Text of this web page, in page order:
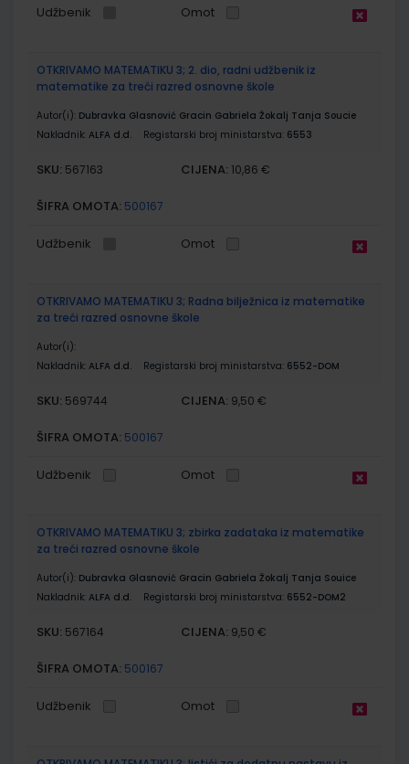
Udžbenik Omot
OTKRIVAMO MATEMATIKU 3; 2. dio, radni udžbenik iz
matematike za treći razred osnovne škole
Autor(i): Dubravka Glasnović Gracin Gabriela Žokalj Tanja Soucie
Nakladnik: ALFA d.d. Registarski broj ministarstva: 6553
SKU: 567163 CIJENA: 10,86 €
ŠIFRA OMOTA: 500167
Udžbenik Omot
OTKRIVAMO MATEMATIKU 3; Radna bilježnica iz matematike
za treći razred osnovne škole
Autor(i):
Nakladnik: ALFA d.d. Registarski broj ministarstva: 6552-DOM
SKU: 569744 CIJENA: 9,50 €
ŠIFRA OMOTA: 500167
Udžbenik Omot
OTKRIVAMO MATEMATIKU 3; zbirka zadataka iz matematike
za treći razred osnovne škole
Autor(i): Dubravka Glasnović Gracin Gabriela Žokalj Tanja Souice
Nakladnik: ALFA d.d. Registarski broj ministarstva: 6552-DOM2
SKU: 567164 CIJENA: 9,50 €
ŠIFRA OMOTA: 500167
Udžbenik Omot